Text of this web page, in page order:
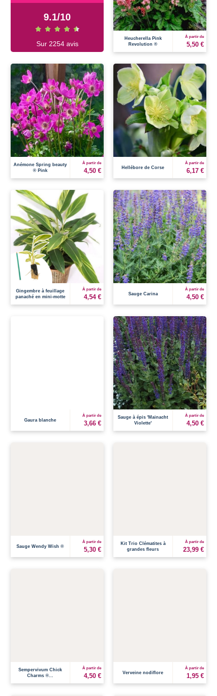
9.1/10
Sur 2254 avis
Heucherella Pink
Revolution ®
À partir de
5,50 €
Anémone Spring beauty
® Pink
À partir de
4,50 € Hellébore de Corse
À partir de
6,17 €
Gingembre à feuillage
panaché en mini-motte
À partir de
4,54 € Sauge Carina
À partir de
4,50 €
Gaura blanche
À partir de
3,66 €
Sauge à épis 'Mainacht
Violette'
À partir de
4,50 €
Sauge Wendy Wish ®
À partir de
5,30 €
Kit Trio Clématites à
grandes fleurs
À partir de
23,99 €
Sempervivum Chick
Charms ®...
À partir de
4,50 € Verveine nodiflore
À partir de
1,95 €